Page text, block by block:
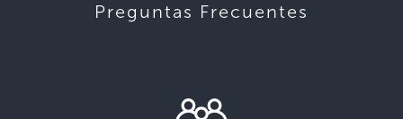
Preguntas Frecuentes